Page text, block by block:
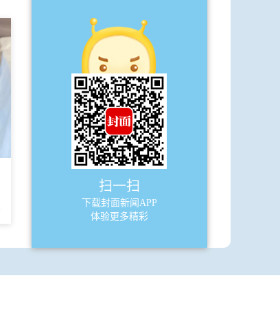
博物志
穿越千年 见字如面
“史墙”之子“兴”所铸青铜壶：
博物志
勤奋的书法天才赵孟頫
百余件敦煌文物在杭州展出
扫一扫
下载封面新闻APP
体验更多精彩